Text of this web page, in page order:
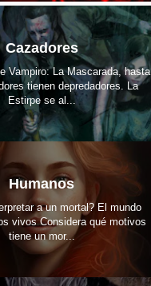
Cazadores
Vampiro: La Mascarada, hasta
tienen depredadores. La
Estirpe se al...
Humanos
a un mortal? El mundo
vivos Considera qué motivos
tiene un mor...